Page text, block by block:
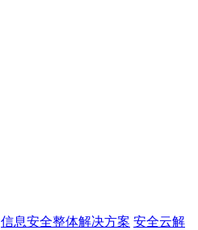
信息安全整体解决方案 安全云解